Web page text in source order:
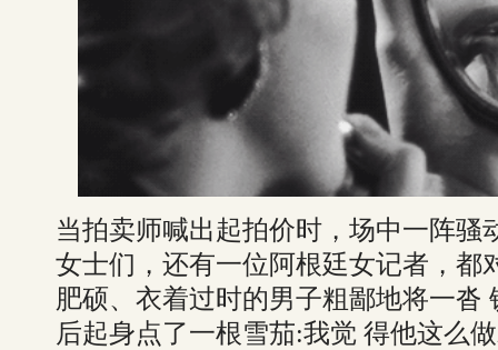
当拍卖师喊出起拍价时，场中一阵骚
女士们，还有一位阿根廷女记者，都
肥硕、衣着过时的男子粗鄙地将一沓
后起身点了一根雪茄:我觉 得他这么